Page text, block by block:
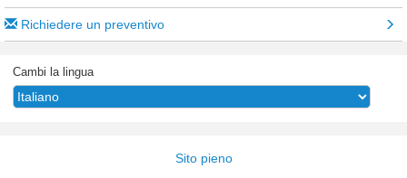
Richiedere un preventivo
Cambi la lingua
Sito pieno